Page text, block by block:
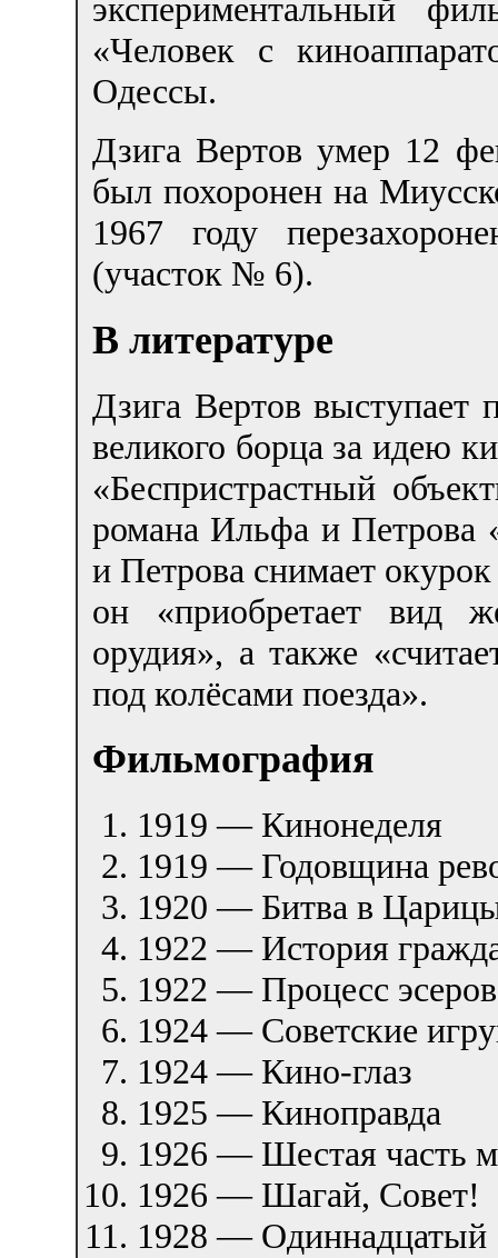
экспериментальный
«Человек с
Одессы.
Дзига Вертов умер 12
был похоронен на
1967 году
(участок № 6).
В литературе
Дзига Вертов выступает
великого борца за идею
«Беспристрастный
романа Ильфа и Петрова
и Петрова снимает
он «приобретает вид
орудия», а также
под колёсами поезда».
Фильмография
1919 — Кинонеделя
1919 — Годовщина
1920 — Битва в
1922 — История
1922 — Процесс эсеров
1924 — Советские
1924 — Кино-глаз
1925 — Киноправда
1926 — Шестая часть
1926 — Шагай, Совет!
1928 — Одиннадцатый